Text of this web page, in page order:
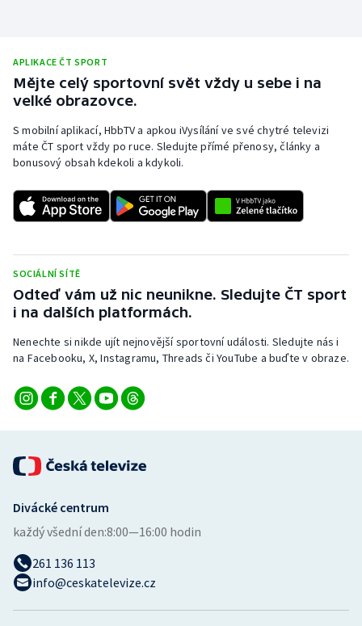
Plážový volejbal
Ragby
Rychlobruslení
Rychlostní kanoistika
Short track
Sportovní střelba
Stolní tenis
Vodní slalom
APLIKACE ČT SPORT
Mějte celý sportovní svět vždy u sebe i na
velké obrazovce.
S mobilní aplikací, HbbTV a apkou iVysílání ve své chytré televizi
máte ČT sport vždy po ruce. Sledujte přímé přenosy, články a
bonusový obsah kdekoli a kdykoli.
SOCIÁLNÍ SÍTĚ
Odteď vám už nic neunikne. Sledujte ČT sport
i na dalších platformách.
Nenechte si nikde ujít nejnovější sportovní události. Sledujte nás i
na Facebooku, X, Instagramu, Threads či YouTube a buďte v obraze.
Divácké centrum
každý všední den:8:00—16:00 hodin
261 136 113
info@ceskatelevize.cz